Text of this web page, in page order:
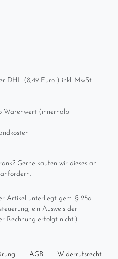
DHL (8,49 Euro ) inkl. MwSt.
Warenwert (innerhalb
Gerne kaufen wir dieses an.
Artikel unterliegt gem. § 25a
ein Ausweis der
Rechnung erfolgt nicht.)
AGB Widerrufs­recht